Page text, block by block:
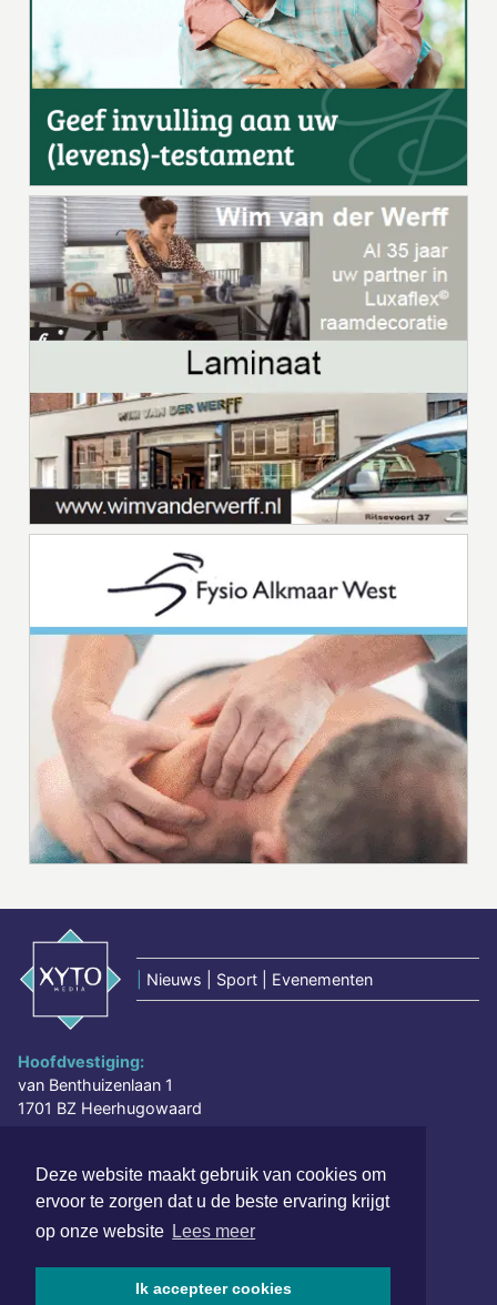
Deze website maakt gebruik van cookies om
ervoor te zorgen dat u de beste ervaring krijgt
op onze website Lees meer
Ik accepteer cookies
Nieuws | Sport | Evenementen
Hoofdvestiging:
van Benthuizenlaan 1
1701 BZ Heerhugowaard
redactie@xyto.nl
www.xyto.nl